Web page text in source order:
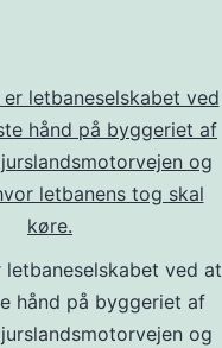
ved at
hånd på byggeriet af
og